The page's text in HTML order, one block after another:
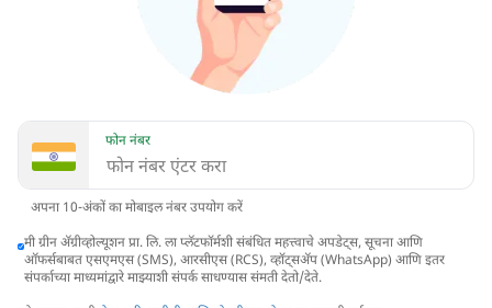
फोन नंबर
अपना 10-अंकों का मोबाइल नंबर उपयोग करें
मी ग्रीन अ‍ॅग्रीव्होल्यूशन प्रा. लि. ला प्लॅटफॉर्मशी संबंधित महत्त्वाचे अपडेट्स, सूचना आणि
ऑफर्सबाबत एसएमएस (SMS), आरसीएस (RCS), व्हॉट्सअ‍ॅप (WhatsApp) आणि इतर
संपर्काच्या माध्यमांद्वारे माझ्याशी संपर्क साधण्यास संमती देतो/देते.